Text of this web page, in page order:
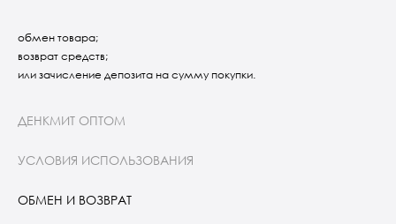
обмен товара;
возврат средств;
или зачисление депозита на сумму покупки.
ДЕНКМИТ ОПТОМ
УСЛОВИЯ ИСПОЛЬЗОВАНИЯ
ОБМЕН И ВОЗВРАТ